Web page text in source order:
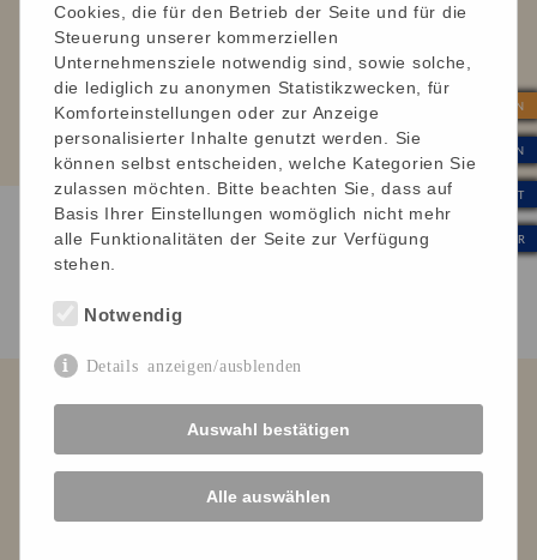
Andreas, arbeitet in der FBG:
„Was mir persönlich gut gefällt: Ich war lange krank
und da stand mein Arbeitgeber voll hinter mir und
machte es möglich, mich zu unterstützen und mich
einzugliedern. Das ist schon toll.“
| SPENDEN
| INTERN
| KONTAKT
| WERTE & KULTUR
Offene Stelle anlegen
Verein für Menschen mit
Körper- und Mehrfachbehinderung
Cookies, die für den Betrieb der Seite und für die
Steuerung unserer kommerziellen
Unternehmensziele notwendig sind, sowie solche,
die lediglich zu anonymen Statistikzwecken, für
Komforteinstellungen oder zur Anzeige
personalisierter Inhalte genutzt werden. Sie
können selbst entscheiden, welche Kategorien Sie
zulassen möchten. Bitte beachten Sie, dass auf
Basis Ihrer Einstellungen womöglich nicht mehr
alle Funktionalitäten der Seite zur Verfügung
stehen.
Notwendig
Details anzeigen/ausblenden
Auswahl bestätigen
Alle auswählen